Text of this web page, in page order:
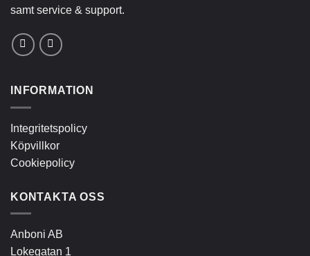
samt service & support.
INFORMATION
Integritetspolicy
Köpvillkor
Cookiepolicy
KONTAKTA OSS
Anboni AB
Lokegatan 1